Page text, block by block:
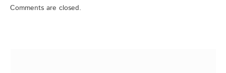
Comments are closed.